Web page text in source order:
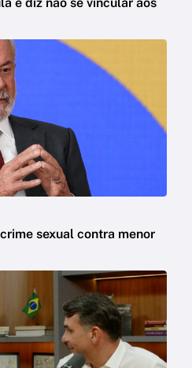
e diz não se vincular aos
sexual contra menor